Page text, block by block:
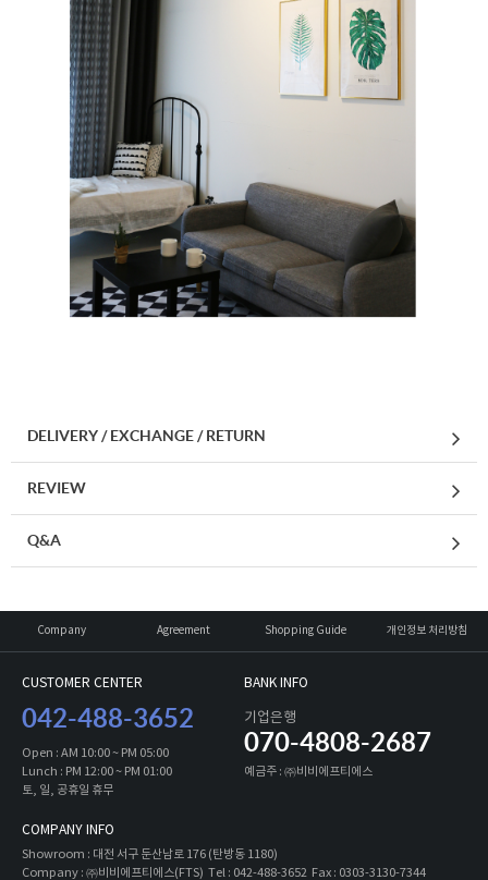
세요!
DELIVERY / EXCHANGE / RETURN
REVIEW
Q&A
Company Agreement Shopping Guide 개인정보 처리방침
CUSTOMER CENTER
042-488-3652
Open : AM 10:00 ~ PM 05:00
Lunch : PM 12:00 ~ PM 01:00
토, 일, 공휴일 휴무
BANK INFO
기업은행
070-4808-2687
예금주 : ㈜비비에프티에스
COMPANY INFO
Showroom : 대전 서구 둔산남로 176 (탄방동 1180)
Company : ㈜비비에프티에스(FTS) Tel : 042-488-3652 Fax : 0303-3130-7344